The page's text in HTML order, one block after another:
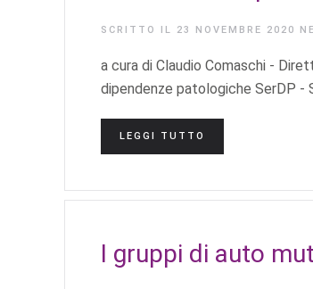
SCRITTO IL 23 NOVEMBRE 2020
a cura di Claudio Comaschi -
dipendenze patologiche SerDP -
LEGGI TUTTO
I gruppi di auto